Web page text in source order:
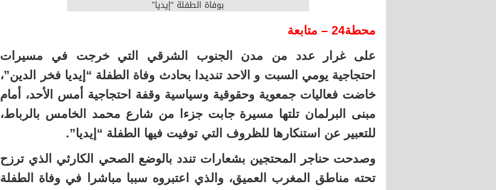
محطة24 – متابعة
على غرار عدد من مدن الجنوب الشرقي التي خرجت في مسيرات
احتجاجية يومي السبت و الاحد تنديدا بحادث وفاة الطفلة “إيديا فخر الدين”،
خاضت فعاليات جمعوية وحقوقية وسياسية وقفة احتجاجية أمس الأحد، أمام
مبنى البرلمان تلتها مسيرة جابت جزءا من شارع محمد الخامس بالرباط،
للتعبير عن استنكارها للظروف التي توفيت فيها الطفلة “إيديا”.
وصدحت حناجر المحتجين بشعارات تندد بالوضع الصحي الكارثي الذي ترزح
تحته مناطق المغرب العميق، والذي اعتبروه سببا مباشرا في وفاة الطفلة